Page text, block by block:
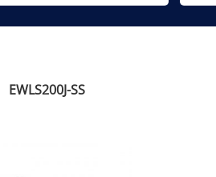
EWLS200J-SS